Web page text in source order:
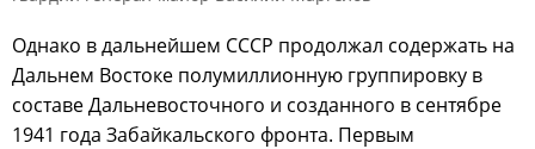
Однако в дальнейшем СССР продолжал содержать на
Дальнем Востоке полумиллионную группировку в
составе Дальневосточного и созданного в сентябре
1941 года Забайкальского фронта. Первым